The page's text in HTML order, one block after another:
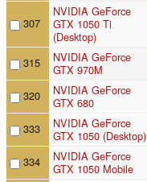
307
NVIDIA GeForce
GTX 1050 Ti
(Desktop)
315
NVIDIA GeForce
GTX 970M
320
NVIDIA GeForce
GTX 680
333
NVIDIA GeForce
GTX 1050 (Desktop)
334
NVIDIA GeForce
GTX 1050 Mobile